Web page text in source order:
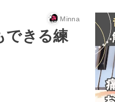
Minna
できる練